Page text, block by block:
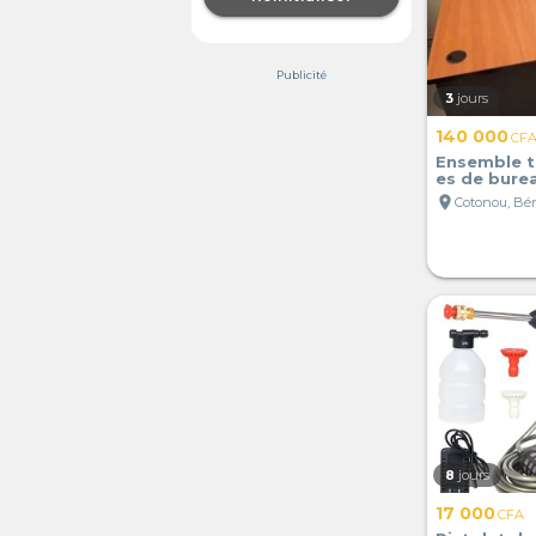
Publicité
3 jours
140 000CFA
Ensemble
es de
location_on Cotonou,
8 jours
17 000CFA